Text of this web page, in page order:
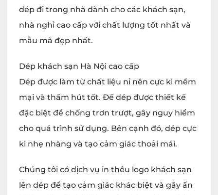
dép đi trong nhà dành cho các khách sạn,
nhà nghỉ cao cấp với chất lượng tốt nhất và
mẫu mã đẹp nhất.
Dép khách sạn Hà Nội cao cấp
Dép được làm từ chất liệu nỉ nên cực kì mềm
mại và thấm hút tốt. Đế dép được thiết kế
đặc biệt để chống trơn trượt, gây nguy hiểm
cho quá trình sử dụng. Bên cạnh đó, dép cực
kì nhẹ nhàng và tạo cảm giác thoải mái.
Chúng tôi có dịch vụ in thêu logo khách sạn
lên dép để tạo cảm giác khác biệt và gây ấn